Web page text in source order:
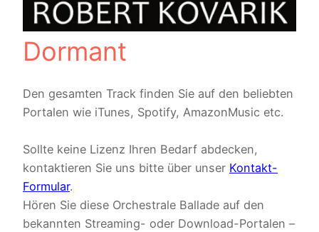
Dormant
Den gesamten Track finden Sie auf den beliebten
Portalen wie iTunes, Spotify, AmazonMusic etc.
Sollte keine Lizenz Ihren Bedarf abdecken,
kontaktieren Sie uns bitte über unser Kontakt-
Formular.
Hören Sie diese Orchestrale Ballade auf den
bekannten Streaming- oder Download-Portalen –